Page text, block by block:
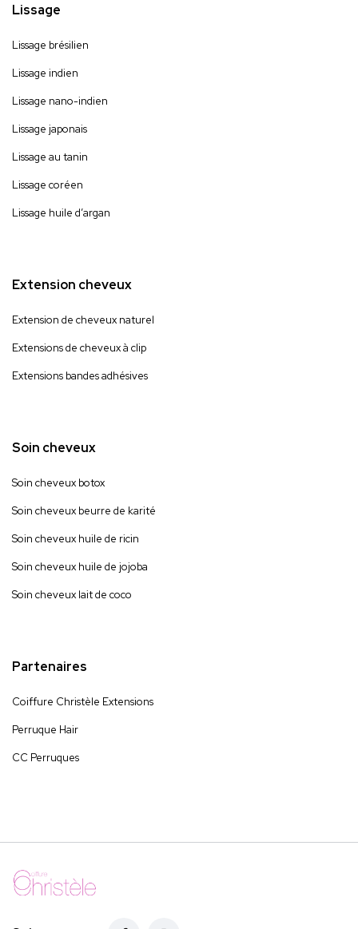
Lissage
Lissage brésilien
Lissage indien
Lissage nano-indien
Lissage japonais
Lissage au tanin
Lissage coréen
Lissage huile d’argan
Extension cheveux
Extension de cheveux naturel
Extensions de cheveux à clip
Extensions bandes adhésives
Soin cheveux
Soin cheveux botox
Soin cheveux beurre de karité
Soin cheveux huile de ricin
Soin cheveux huile de jojoba
Soin cheveux lait de coco
Partenaires
Coiffure Christèle Extensions
Perruque Hair
CC Perruques